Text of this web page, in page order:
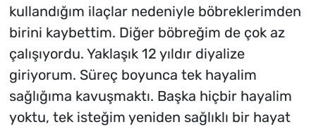
kullandığım ilaçlar nedeniyle böbreklerimden
birini kaybettim. Diğer böbreğim de çok az
çalışıyordu. Yaklaşık 12 yıldır diyalize
giriyorum. Süreç boyunca tek hayalim
sağlığıma kavuşmaktı. Başka hiçbir hayalim
yoktu, tek isteğim yeniden sağlıklı bir hayat